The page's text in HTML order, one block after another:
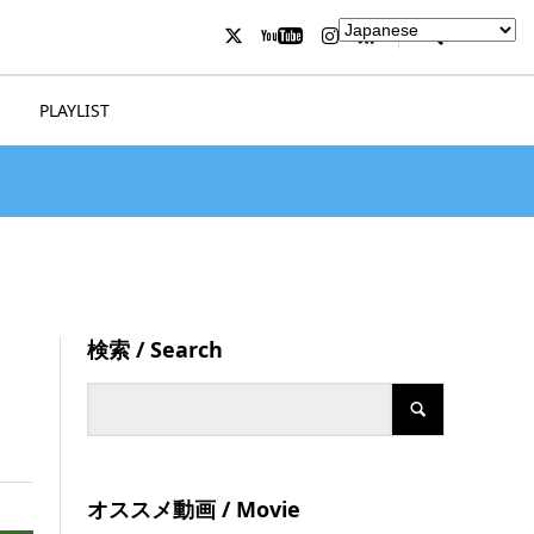
PLAYLIST
検索 / Search
オススメ動画 / Movie